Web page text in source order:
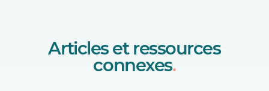
Articles et ressources
connexes.